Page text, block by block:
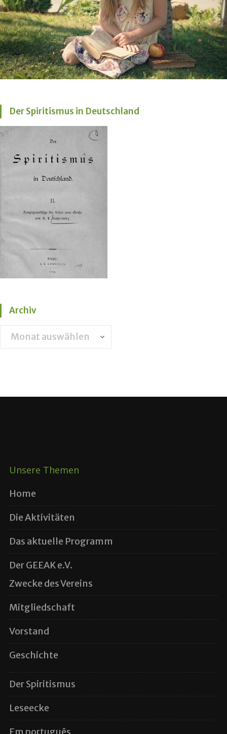
Der Spiritismus in Deutschland
Archiv
Archiv
Unsere Themen
Home
Die Aktivitäten
Das aktuelle Programm
Der GEEAK e.V.
Zwecke des Vereins
Mitgliedschaft
Vorstand
Geschichte
Der Spiritismus
Leseecke
Em português